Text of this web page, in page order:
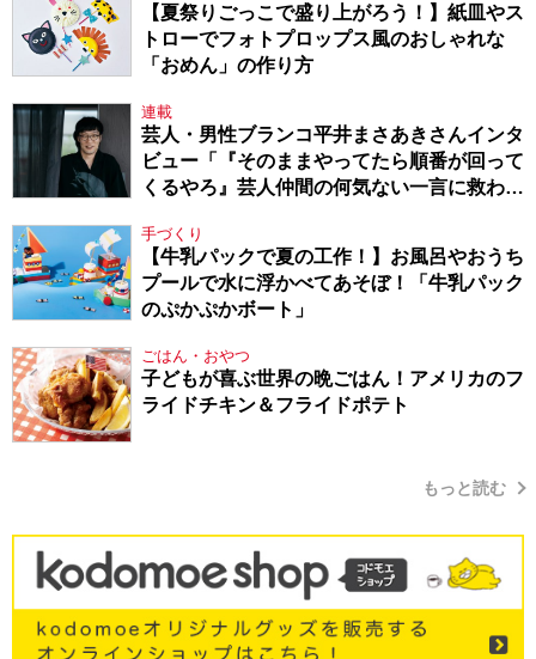
【夏祭りごっこで盛り上がろう！】紙皿やス
トローでフォトプロップス風のおしゃれな
「おめん」の作り方
連載
芸人・男性ブランコ平井まさあきさんインタ
ビュー「『そのままやってたら順番が回って
くるやろ』芸人仲間の何気ない一言に救われ
手づくり
【牛乳パックで夏の工作！】お風呂やおうち
プールで水に浮かべてあそぼ！「牛乳パック
のぷかぷかボート」
ごはん・おやつ
子どもが喜ぶ世界の晩ごはん！アメリカのフ
ライドチキン＆フライドポテト
もっと読む